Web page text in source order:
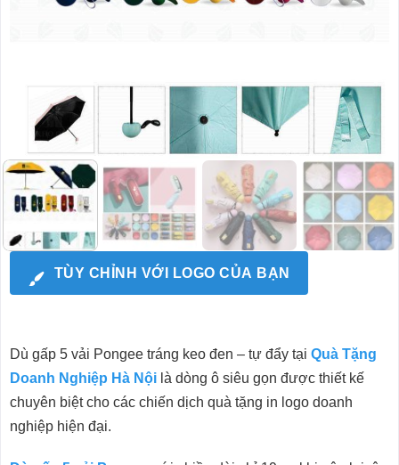
TÙY CHỈNH VỚI LOGO CỦA BẠN
Dù gấp 5 vải Pongee tráng keo đen – tự đẩy tại Quà Tặng
Doanh Nghiệp Hà Nộilà dòng ô siêu gọn được thiết kế
chuyên biệt cho các chiến dịch quà tặng in logo doanh
nghiệp hiện đại.